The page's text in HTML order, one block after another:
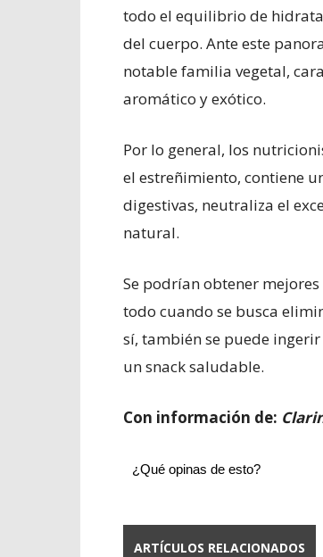
todo el equilibrio de
del cuerpo. Ante este
notable familia vegetal,
aromático y exótico.
Por lo general, los
el estreñimiento, contiene
digestivas, neutraliza el
natural.
Se podrían obtener
todo cuando se busca
sí, también se puede
un snack saludable.
Con información de:
¿Qué opinas de esto?
ARTÍCULOS RELACIONADOS